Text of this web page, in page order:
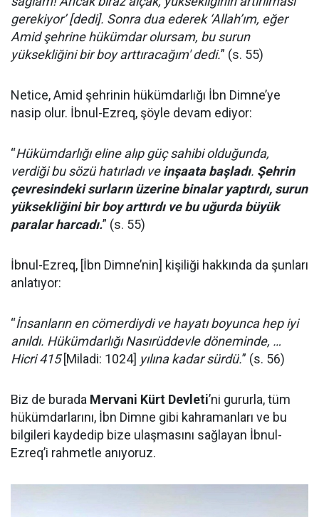
gerekiyor’ [dedi]. Sonra dua ederek ‘Allah’ım, eğer
Amid şehrine hükümdar olursam, bu surun
yüksekliğini bir boy arttıracağım' dedi.” (s. 55)
Netice, Amid şehrinin hükümdarlığı İbn Dimne’ye
nasip olur. İbnul-Ezreq, şöyle devam ediyor:
“Hükümdarlığı eline alıp güç sahibi olduğunda,
verdiği bu sözü hatırladı veinşaata başladı. Şehrin
çevresindeki surların üzerine binalar yaptırdı, surun
yüksekliğini bir boy arttırdı ve bu uğurda büyük
paralar harcadı.” (s. 55)
İbnul-Ezreq, [İbn Dimne’nin] kişiliği hakkında da şunları
anlatıyor:
“İnsanların en cömerdiydi ve hayatı boyunca hep iyi
anıldı. Hükümdarlığı Nasırüddevle döneminde, …
Hicri 415[Miladi: 1024] yılına kadar sürdü.” (s. 56)
Biz de burada Mervani Kürt Devleti’ni gururla, tüm
hükümdarlarını, İbn Dimne gibi kahramanları ve bu
bilgileri kaydedip bize ulaşmasını sağlayan İbnul-
Ezreq’i rahmetle anıyoruz.